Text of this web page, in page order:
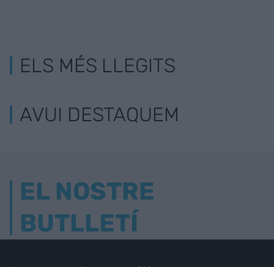
ELS MÉS LLEGITS
AVUI DESTAQUEM
EL NOSTRE
BUTLLETÍ